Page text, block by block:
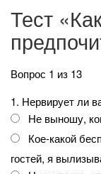
Тест
Вопрос 1 из 13
1. Нервирует ли
Не выношу,
Кое-какой
гостей, я